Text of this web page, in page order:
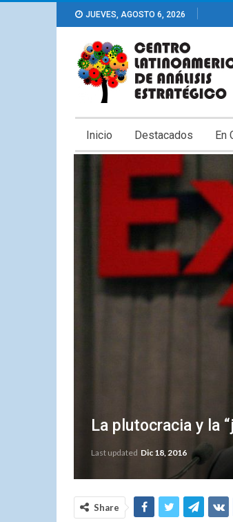
JUEVES, AGOSTO 6, 2026
Inicio Destacados En
La plutocracia y la
Last updated Dic 18, 2016
Share